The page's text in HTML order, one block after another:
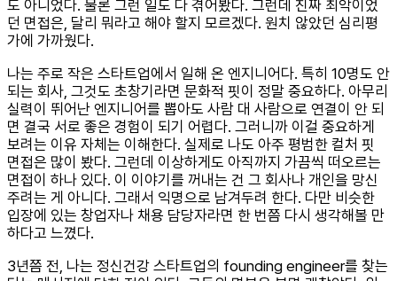
도 아니었다. 물론 그런 일도 다 겪어봤다. 그런데 진짜 최악이었
던 면접은, 달리 뭐라고 해야 할지 모르겠다. 원치 않았던 심리평
가에 가까웠다.
나는 주로 작은 스타트업에서 일해 온 엔지니어다. 특히 10명도 안
되는 회사, 그것도 초창기라면 문화적 핏이 정말 중요하다. 아무리
실력이 뛰어난 엔지니어를 뽑아도 사람 대 사람으로 연결이 안 되
면 결국 서로 좋은 경험이 되기 어렵다. 그러니까 이걸 중요하게
보려는 이유 자체는 이해한다. 실제로 나도 아주 평범한 컬처 핏
면접은 많이 봤다. 그런데 이상하게도 아직까지 가끔씩 떠오르는
면접이 하나 있다. 이 이야기를 꺼내는 건 그 회사나 개인을 망신
주려는 게 아니다. 그래서 익명으로 남겨두려 한다. 다만 비슷한
입장에 있는 창업자나 채용 담당자라면 한 번쯤 다시 생각해볼 만
하다고 느꼈다.
3년쯤 전, 나는 정신건강 스타트업의 founding engineer를 찾는